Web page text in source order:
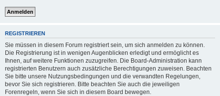
REGISTRIEREN
Sie müssen in diesem Forum registriert sein, um sich anmelden zu können.
Die Registrierung ist in wenigen Augenblicken erledigt und ermöglicht es
Ihnen, auf weitere Funktionen zuzugreifen. Die Board-Administration kann
registrierten Benutzern auch zusätzliche Berechtigungen zuweisen. Beachten
Sie bitte unsere Nutzungsbedingungen und die verwandten Regelungen,
bevor Sie sich registrieren. Bitte beachten Sie auch die jeweiligen
Forenregeln, wenn Sie sich in diesem Board bewegen.